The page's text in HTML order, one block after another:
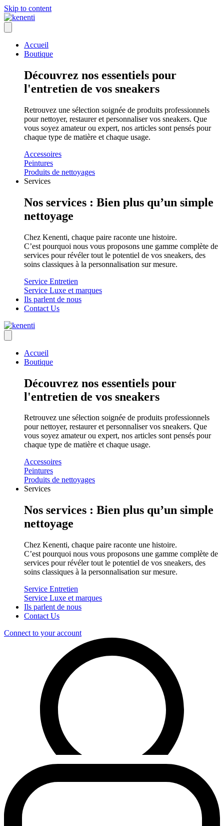
Skip to content
Accueil
Boutique
Découvrez nos essentiels pour
l'entretien de vos sneakers
Retrouvez une sélection soignée de produits professionnels
pour nettoyer, restaurer et personnaliser vos sneakers. Que
vous soyez amateur ou expert, nos articles sont pensés pour
chaque type de matière et chaque usage.
Accessoires
Peintures
Produits de nettoyages
Services
Nos services : Bien plus qu’un simple
nettoyage
Chez Kenenti, chaque paire raconte une histoire.
C’est pourquoi nous vous proposons une gamme complète de
services pour révéler tout le potentiel de vos sneakers, des
soins classiques à la personnalisation sur mesure.
Service Entretien
Service Luxe et marques
Ils parlent de nous
Contact Us
Accueil
Boutique
Découvrez nos essentiels pour
l'entretien de vos sneakers
Retrouvez une sélection soignée de produits professionnels
pour nettoyer, restaurer et personnaliser vos sneakers. Que
vous soyez amateur ou expert, nos articles sont pensés pour
chaque type de matière et chaque usage.
Accessoires
Peintures
Produits de nettoyages
Services
Nos services : Bien plus qu’un simple
nettoyage
Chez Kenenti, chaque paire raconte une histoire.
C’est pourquoi nous vous proposons une gamme complète de
services pour révéler tout le potentiel de vos sneakers, des
soins classiques à la personnalisation sur mesure.
Service Entretien
Service Luxe et marques
Ils parlent de nous
Contact Us
Connect to your account